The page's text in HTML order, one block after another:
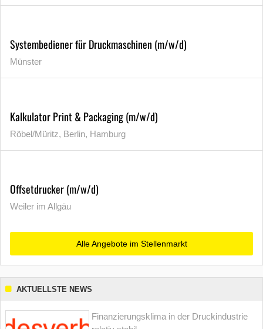
Systembediener für Druckmaschinen (m/w/d)
Münster
Kalkulator Print & Packaging (m/w/d)
Röbel/Müritz, Berlin, Hamburg
Offsetdrucker (m/w/d)
Weiler im Allgäu
Alle Angebote im Stellenmarkt
AKTUELLSTE NEWS
Finanzierungsklima in der Druckindustrie